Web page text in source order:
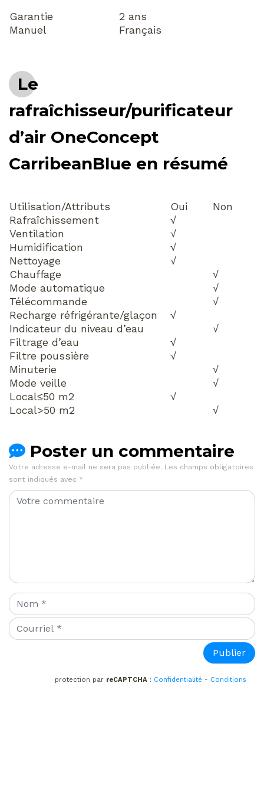
Garantie
2 ans
Manuel
Français
Le
rafraîchisseur/purificateur
d’air OneConcept
CarribeanBlue en résumé
Utilisation/Attributs Oui
Non
Rafraîchissement
√
Ventilation
√
Humidification
√
Nettoyage
√
Chauffage
√
Mode automatique
√
Télécommande
√
Recharge réfrigérante/glaçon
√
Indicateur du niveau d’eau
√
Filtrage d’eau
√
Filtre poussière
√
Minuterie
√
Mode veille
√
Local≤50 m2
√
Local>50 m2
√
Poster un commentaire
Votre adresse e-mail ne sera pas publiée. Les champs obligatoires
sont indiqués avec *
protection par reCAPTCHA : Confidentialité - Conditions